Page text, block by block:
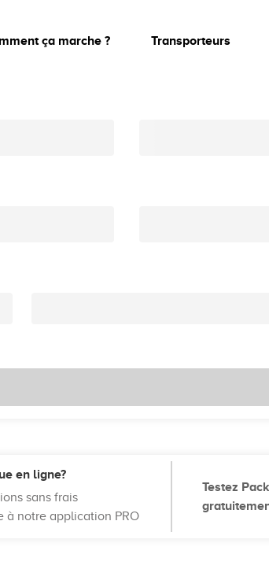
ça marche ? Transporteurs
en ligne?
sans frais
à notre application PRO
Testez